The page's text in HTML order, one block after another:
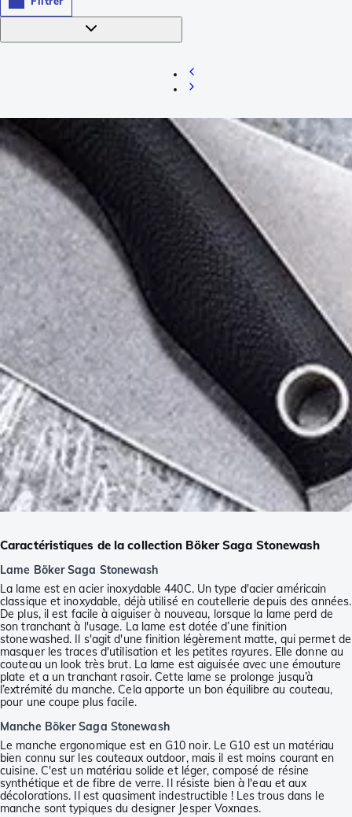
Caractéristiques de la collection Böker Saga Stonewash
Lame Böker Saga Stonewash
La lame est en acier inoxydable 440C. Un type d'acier américain
classique et inoxydable, déjà utilisé en coutellerie depuis des années.
De plus, il est facile à aiguiser à nouveau, lorsque la lame perd de
son tranchant à l'usage. La lame est dotée d’une finition
stonewashed. Il s'agit d'une finition légèrement matte, qui permet de
masquer les traces d'utilisation et les petites rayures. Elle donne au
couteau un look très brut. La lame est aiguisée avec une émouture
plate et a un tranchant rasoir. Cette lame se prolonge jusqu’à
l’extrémité du manche. Cela apporte un bon équilibre au couteau,
pour une coupe plus facile.
Manche Böker Saga Stonewash
Le manche ergonomique est en G10 noir. Le G10 est un matériau
bien connu sur les couteaux outdoor, mais il est moins courant en
cuisine. C'est un matériau solide et léger, composé de résine
synthétique et de fibre de verre. Il résiste bien à l'eau et aux
décolorations. Il est quasiment indestructible ! Les trous dans le
manche sont typiques du designer Jesper Voxnaes.